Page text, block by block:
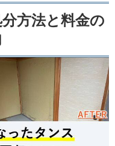
分方法と料金の